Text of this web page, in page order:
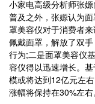
小家电高级分析师张
普及之外，张嫄认为
罩美容仪对于消费者
佩戴面罩，解放了双
行为;二是面罩美容仪
容仪得以迅速增长。
模或将达到12亿元左
涨幅将保持在30%左右